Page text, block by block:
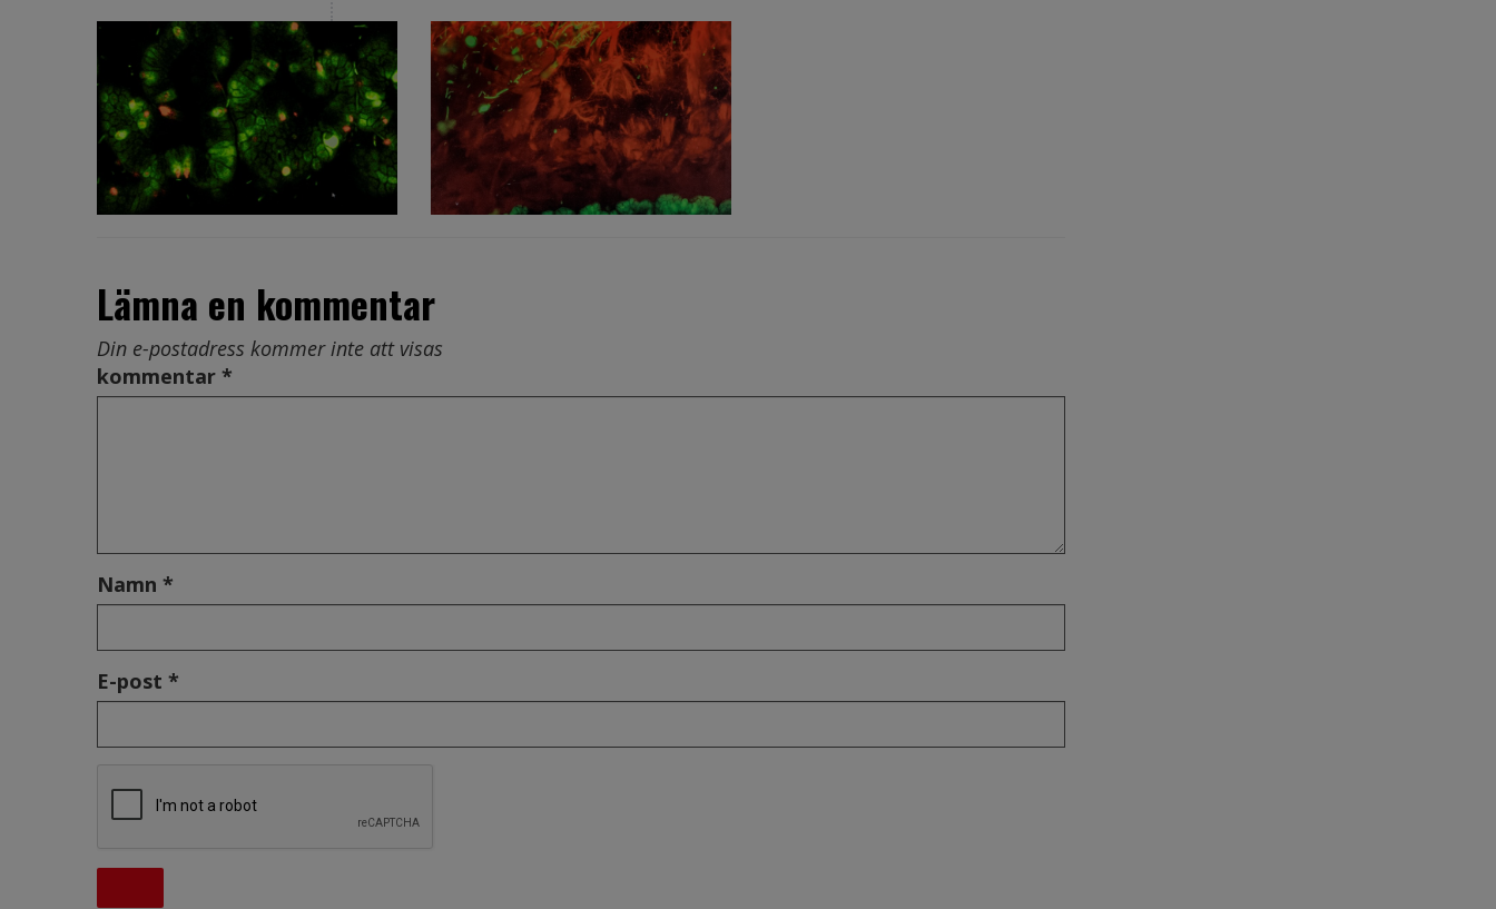
Lämna en kommentar
Din e-postadress kommer inte att visas
kommentar *
Namn *
E-post *